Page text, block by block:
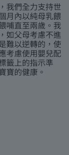
我們全力支持世
月內以純母乳餵
哺直至兩歲。我
如父母考慮不進
難以逆轉的，使
考慮使用嬰兒配
籤上的指示準
寶的健康。